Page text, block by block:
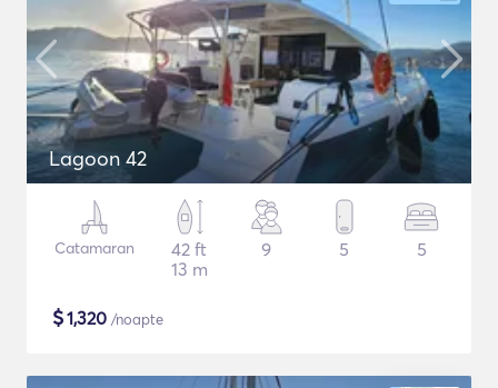
Lagoon 42
Catamaran
42 ft
13 m
9 5 5
$1,320 /noapte